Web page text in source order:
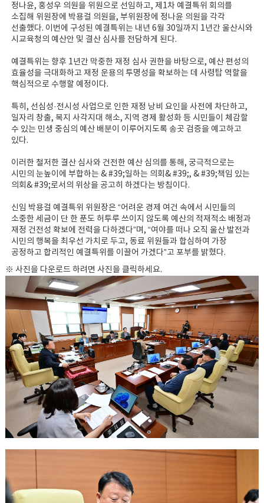
정나윤, 홍성우 의원을 위원으로 선임하고, 제1차 예결특위 회의를
소집해 위원장에 박용걸 의원을, 부위원장에 정나윤 의원을 각각
선출했다. 이번에 구성된 예결특위는 내년 6월 30일까지 1년간 울산시와
시교육청의 예산안 및 결산 심사를 전담하게 된다.
예결특위는 향후 1년간 막중한 재정 심사 권한을 바탕으로, 예산 편성의
효율성을 극대화하고 재정 운용의 투명성을 확보하는 데 사령탑 역할을
핵심적으로 수행할 예정이다.
특히, 선심성·전시성 사업으로 인한 재정 낭비 요인을 사전에 차단하고,
일자리 창출, 복지 사각지대 해소, 지역 경제 활성화 등 시민들이 체감할
수 있는 민생 중심의 예산 배분이 이루어지도록 송곳 검증을 예고하고
있다.
이러한 철저한 결산 심사와 건전한 예산 심의를 통해, 궁극적으로는
시민의 눈높이에 부합하는 & #39;일하는 의회& #39;, & #39;책임 있는
의회& #39;로서의 위상을 공고히 하겠다는 방침이다.
신임 박용걸 예결특위 위원장은 “어려운 경제 여건 속에서 시민들의
소중한 세금이 단 한 푼도 허투루 쓰이지 않도록 예산의 적재적소 배정과
재정 건전성 확보에 전력을 다하겠다”며, “여야를 떠나 오직 울산 발전과
시민의 행복을 최우선 가치로 두고, 동료 위원들과 합심하여 가장
공정하고 합리적인 예결특위를 이끌어 가겠다”고 포부를 밝혔다.
※ 사진을 다운로드 하려면 사진을 클릭하세요.